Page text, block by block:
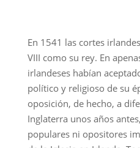
En 1541 las cortes
VIII como su rey. En
irlandeses habían
político y religioso de su
oposición, de hecho, a
Inglaterra unos años
populares ni opositores